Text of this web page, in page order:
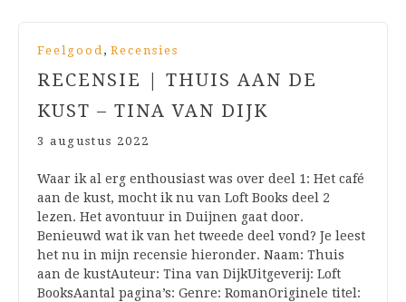
Feelgood, Recensies
RECENSIE | THUIS AAN DE
KUST – TINA VAN DIJK
3 augustus 2022
Waar ik al erg enthousiast was over deel 1: Het café
aan de kust, mocht ik nu van Loft Books deel 2
lezen. Het avontuur in Duijnen gaat door.
Benieuwd wat ik van het tweede deel vond? Je leest
het nu in mijn recensie hieronder. Naam: Thuis
aan de kustAuteur: Tina van DijkUitgeverij: Loft
BooksAantal pagina’s: Genre: RomanOriginele titel: